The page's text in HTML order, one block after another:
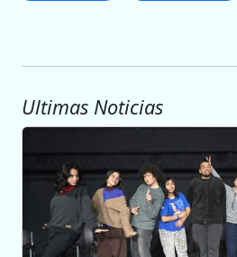
Ultimas Noticias